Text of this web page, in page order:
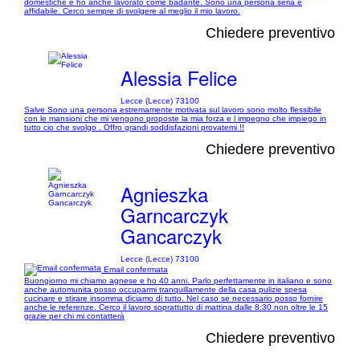
domestiche e ho anche lavorato come badante. Sono una persona seria e
affidabile. Cerco sempre di svolgere al meglio il mio lavoro.
Chiedere preventivo
Alessia Felice
Lecce (Lecce) 73100
Salve Sono una persona estremamente motivata sul lavoro sono molto flessibile
con le mansioni che mi vengono proposte la mia forza e l impegno che impiego in
tutto cio che svolgo . Offro grandi soddisfazioni provatemi !!
Chiedere preventivo
Agnieszka
Garncarczyk
Gancarczyk
Lecce (Lecce) 73100
Email confermata
Buongiorno mi chiamo agnese e ho 40 anni. Parlo perfettamente in italiano e sono
anche automunita posso occuparmi tranquillamente della casa pulizie spesa
cucinare e stirare insomma diciamo di tutto. Nel caso se necessario posso fornire
anche le referenze. Cerco il lavoro soprattutto di mattina dalle 8:30 non oltre le 15
grazie per chi mi contatterà
Chiedere preventivo